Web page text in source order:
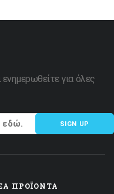
για όλες
SIGN UP
ΠΡΟΪΌΝΤΑ